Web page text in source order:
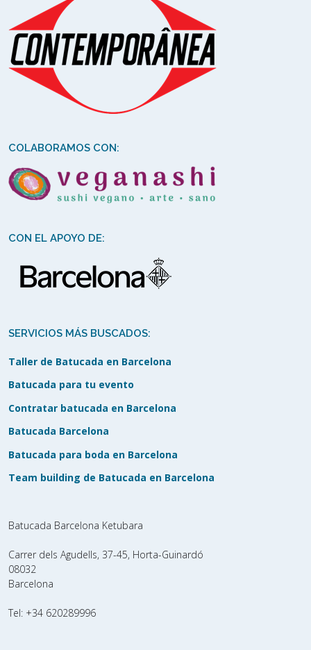
COLABORAMOS CON:
CON EL APOYO DE:
SERVICIOS MÁS BUSCADOS:
Taller de Batucada en Barcelona
Batucada para tu evento
Contratar batucada en Barcelona
Batucada Barcelona
Batucada para boda en Barcelona
Team building de Batucada en Barcelona
Batucada Barcelona Ketubara
Carrer dels Agudells, 37-45, Horta-Guinardó
08032
Barcelona
Tel: +34 620289996